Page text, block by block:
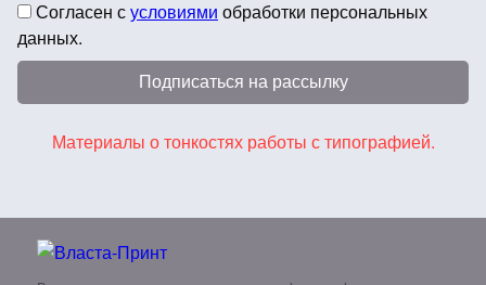
Согласен сусловиями обработки персональных
данных.
Подписаться на рассылку
Материалы о тонкостях работы с типографией.